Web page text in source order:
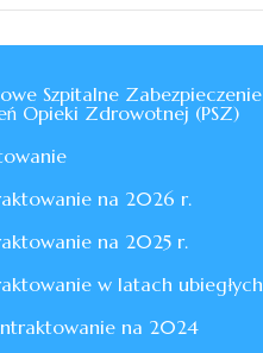
Szpitalne Zabezpieczenie
Opieki Zdrowotnej (PSZ)
na 2026 r.
na 2025 r.
w latach ubiegłych
na 2024